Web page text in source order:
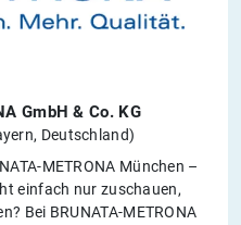
GmbH & Co. KG
Deutschland)
METRONA München –
einfach nur zuschauen,
Bei BRUNATA-METRONA